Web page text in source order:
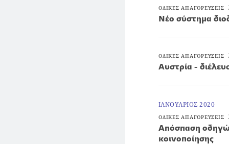
ΟΔΙΚΕΣ ΑΠΑΓΟΡΕΥΣΕΙΣ
Νέο σύστημα
ΟΔΙΚΕΣ ΑΠΑΓΟΡΕΥΣΕΙΣ
Αυστρία -
ΙΑΝΟΥΑΡΙΟΣ 2020
ΟΔΙΚΕΣ ΑΠΑΓΟΡΕΥΣΕΙΣ
Απόσπαση
κοινοποίησης